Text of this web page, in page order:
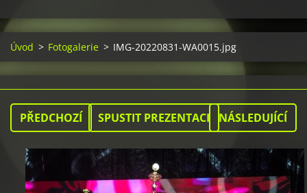
Úvod > Fotogalerie > IMG-20220831-WA0015.jpg
PŘEDCHOZÍ SPUSTIT PREZENTACI NÁSLEDUJÍCÍ